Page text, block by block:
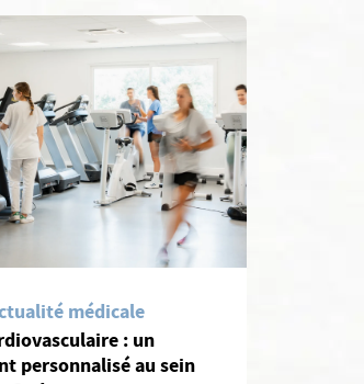
médicale
: un
personnalisé au sein